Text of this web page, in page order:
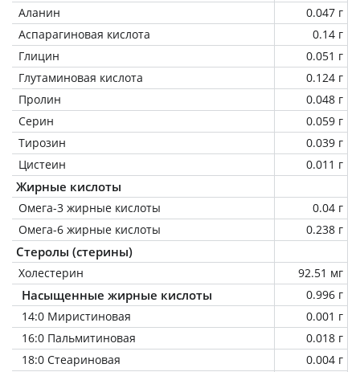
Аланин
0.047 г
Аспарагиновая кислота
0.14 г
Глицин
0.051 г
Глутаминовая кислота
0.124 г
Пролин
0.048 г
Серин
0.059 г
Тирозин
0.039 г
Цистеин
0.011 г
Жирные кислоты
Омега-3 жирные кислоты
0.04 г
Омега-6 жирные кислоты
0.238 г
Стеролы (стерины)
Холестерин 92.51 мг
Насыщенные жирные кислоты
0.996 г
14:0 Миристиновая
0.001 г
16:0 Пальмитиновая
0.018 г
18:0 Стеариновая
0.004 г